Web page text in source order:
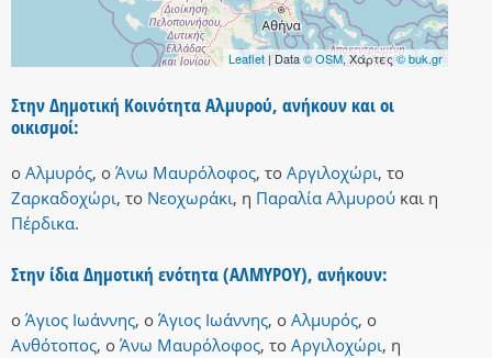
Leaflet| Data© OSM, Χάρτες© buk.gr
Στην Δημοτική Κοινότητα Αλμυρού, ανήκουν και οι
οικισμοί:
ο Αλμυρός, ο Άνω Μαυρόλοφος, το Αργιλοχώρι, το
Ζαρκαδοχώρι, το Νεοχωράκι, η Παραλία Αλμυρού και η
Πέρδικα.
Στην ίδια Δημοτική ενότητα (ΑΛΜΥΡΟΥ), ανήκουν:
ο Άγιος Ιωάννης, ο Άγιος Ιωάννης, ο Αλμυρός, ο
Ανθότοπος, ο Άνω Μαυρόλοφος, το Αργιλοχώρι, η